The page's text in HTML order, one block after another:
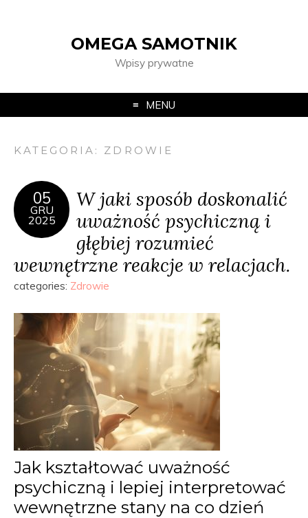
OMEGA SAMOTNIK
Wpisy prywatne
MENU
KATEGORIA: ZDROWIE
05
GRU
2025
W jaki sposób doskonalić
uważność psychiczną i
głębiej rozumieć
wewnętrzne reakcje w relacjach.
categories: Zdrowie
Jak kształtować uważność
psychiczną i lepiej interpretować
wewnętrzne stany na co dzień